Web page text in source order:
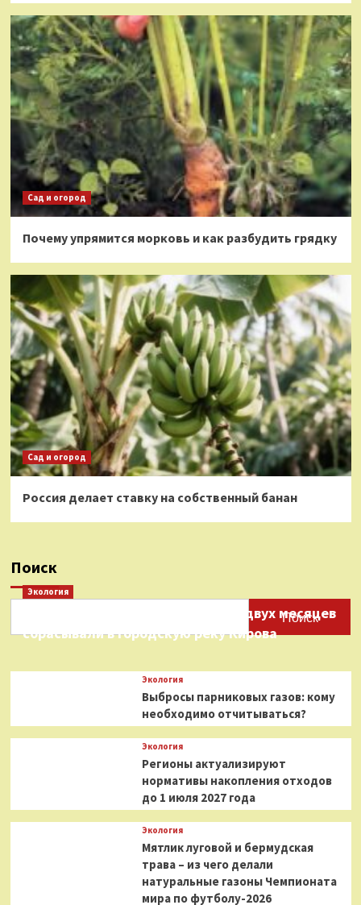
Сад и огород
Почему упрямится морковь и как разбудить грядку
Сад и огород
Россия делает ставку на собственный банан
Поиск
Поиск
Экология
Нефтепродукты на протяжении двух месяцев
сбрасывали в городскую реку Кирова
Экология
Выбросы парниковых газов: кому
необходимо отчитываться?
Экология
Регионы актуализируют
нормативы накопления отходов
до 1 июля 2027 года
Экология
Мятлик луговой и бермудская
трава – из чего делали
натуральные газоны Чемпионата
мира по футболу-2026